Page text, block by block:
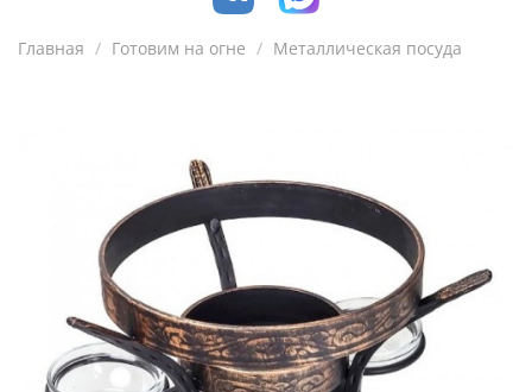
Главная Готовим на огне Металлическая посуда